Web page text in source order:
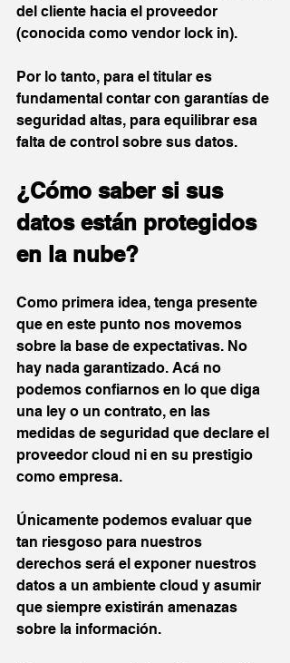
del cliente hacia el proveedor
(conocida como vendor lock in).
Por lo tanto, para el titular es
fundamental contar con garantías de
seguridad altas, para equilibrar esa
falta de control sobre sus datos.
¿Cómo saber si sus
datos están protegidos
en la nube?
Como primera idea, tenga presente
que en este punto nos movemos
sobre la base de expectativas. No
hay nada garantizado. Acá no
podemos confiarnos en lo que diga
una ley o un contrato, en las
medidas de seguridad que declare el
proveedor cloud ni en su prestigio
como empresa.
Únicamente podemos evaluar que
tan riesgoso para nuestros
derechos será el exponer nuestros
datos a un ambiente cloud y asumir
que siempre existirán amenazas
sobre la información.